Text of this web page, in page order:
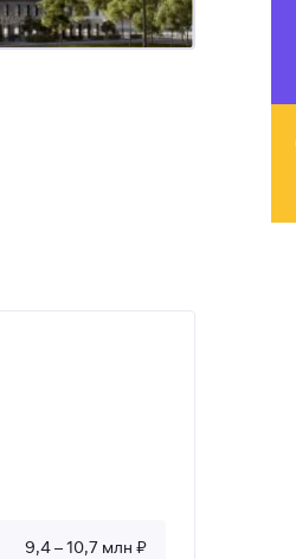
9,4 – 10,7 млн ₽